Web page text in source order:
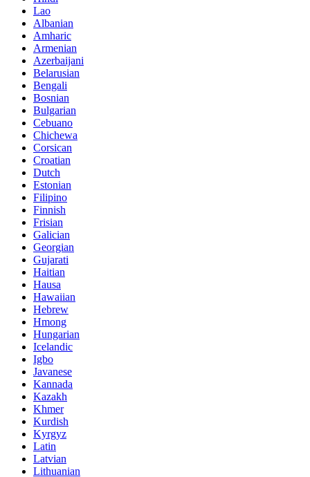
Lao
Albanian
Amharic
Armenian
Azerbaijani
Belarusian
Bengali
Bosnian
Bulgarian
Cebuano
Chichewa
Corsican
Croatian
Dutch
Estonian
Filipino
Finnish
Frisian
Galician
Georgian
Gujarati
Haitian
Hausa
Hawaiian
Hebrew
Hmong
Hungarian
Icelandic
Igbo
Javanese
Kannada
Kazakh
Khmer
Kurdish
Kyrgyz
Latin
Latvian
Lithuanian